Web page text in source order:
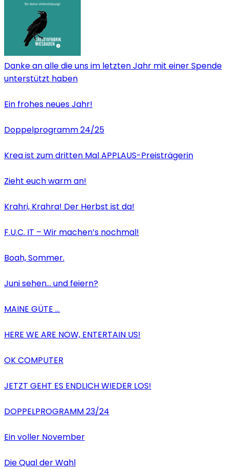
Danke an alle die uns im letzten Jahr mit einer Spende
unterstützt haben
Ein frohes neues Jahr!
Doppelprogramm 24/25
Krea ist zum dritten Mal APPLAUS-Preisträgerin
Zieht euch warm an!
Krahri, Krahra! Der Herbst ist da!
F.U.C. IT – Wir machen’s nochmal!
Boah, Sommer.
Juni sehen… und feiern?
MAINE GÜTE …
HERE WE ARE NOW, ENTERTAIN US!
OK COMPUTER
JETZT GEHT ES ENDLICH WIEDER LOS!
DOPPELPROGRAMM 23/24
Ein voller November
Die Qual der Wahl